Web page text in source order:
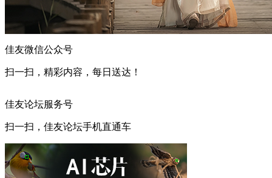
佳友微信公众号
扫一扫，精彩内容，每日送达！
佳友论坛服务号
扫一扫，佳友论坛手机直通车